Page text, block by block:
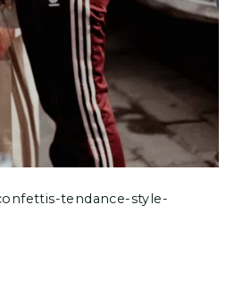
tendance-style-